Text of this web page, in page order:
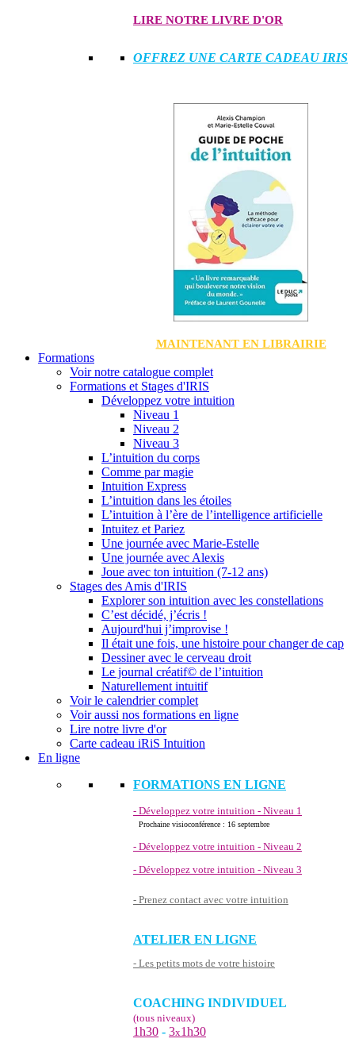
LIRE NOTRE LIVRE D'OR
OFFREZ UNE CARTE CADEAU IRIS
MAINTENANT EN LIBRAIRIE
Formations
Voir notre catalogue complet
Formations et Stages d'IRIS
Développez votre intuition
Niveau 1
Niveau 2
Niveau 3
L’intuition du corps
Comme par magie
Intuition Express
L’intuition dans les étoiles
L’intuition à l’ère de l’intelligence artificielle
Intuitez et Pariez
Une journée avec Marie-Estelle
Une journée avec Alexis
Joue avec ton intuition (7-12 ans)
Stages des Amis d'IRIS
Explorer son intuition avec les constellations
C’est décidé, j’écris !
Aujourd'hui j’improvise !
Il était une fois, une histoire pour changer de cap
Dessiner avec le cerveau droit
Le journal créatif© de l’intuition
Naturellement intuitif
Voir le calendrier complet
Voir aussi nos formations en ligne
Lire notre livre d'or
Carte cadeau iRiS Intuition
En ligne
FORMATIONS EN LIGNE
- Développez votre intuition - Niveau 1
Prochaine visioconférence : 16 septembre
- Développez votre intuition - Niveau 2
- Développez votre intuition - Niveau 3
- Prenez contact avec votre intuition
ATELIER EN LIGNE
- Les petits mots de votre histoire
COACHING INDIVIDUEL
(tous niveaux)
1h30 - 3x1h30